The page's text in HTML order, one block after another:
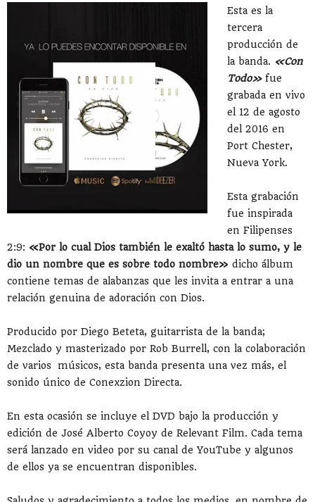
Esta es la
tercera
producción de
la banda. «Con
Todo»fue
grabada en vivo
el 12 de agosto
del 2016 en
Port Chester,
Nueva York.
Esta grabación
fue inspirada
en Filipenses
2:9: «Por lo cual Dios también le exaltó hasta lo sumo, y le
dio un nombre que es sobre todo nombre» dicho álbum
contiene temas de alabanzas que les invita a entrar a una
relación genuina de adoración con Dios.
Producido por Diego Beteta, guitarrista de la banda;
Mezclado y masterizado por Rob Burrell, con la colaboración
de varios músicos, esta banda presenta una vez más, el
sonido único de Conexzion Directa.
En esta ocasión se incluye el DVD bajo la producción y
edición de José Alberto Coyoy de Relevant Film. Cada tema
será lanzado en video por su canal de YouTube y algunos
de ellos ya se encuentran disponibles.